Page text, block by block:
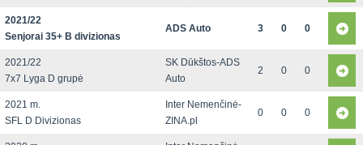
2021/22
Senjorai 35+ B divizionas
ADS Auto 3 0 0
2021/22
7x7 Lyga D grupė
SK Dūkštos-ADS
Auto
2 0 0
2021 m.
SFL D Divizionas
Inter Nemenčinė-
ZINA.pl
0 0 0